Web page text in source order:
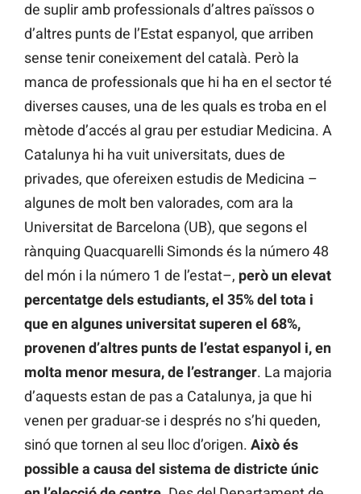
de suplir amb professionals d’altres païssos o
d’altres punts de l’Estat espanyol, que arriben
sense tenir coneixement del català. Però la
manca de professionals que hi ha en el sector té
diverses causes, una de les quals es troba en el
mètode d’accés al grau per estudiar Medicina. A
Catalunya hi ha vuit universitats, dues de
privades, que ofereixen estudis de Medicina –
algunes de molt ben valorades, com ara la
Universitat de Barcelona (UB), que segons el
rànquing Quacquarelli Simonds és la número 48
del món i la número 1 de l’estat–, però un elevat
percentatge dels estudiants, el 35% del tota i
que en algunes universitat superen el 68%,
provenen d’altres punts de l’estat espanyol i, en
molta menor mesura, de l’estranger. La majoria
d’aquests estan de pas a Catalunya, ja que hi
venen per graduar-se i després no s’hi queden,
sinó que tornen al seu lloc d’origen. Això és
possible a causa del sistema de districte únic